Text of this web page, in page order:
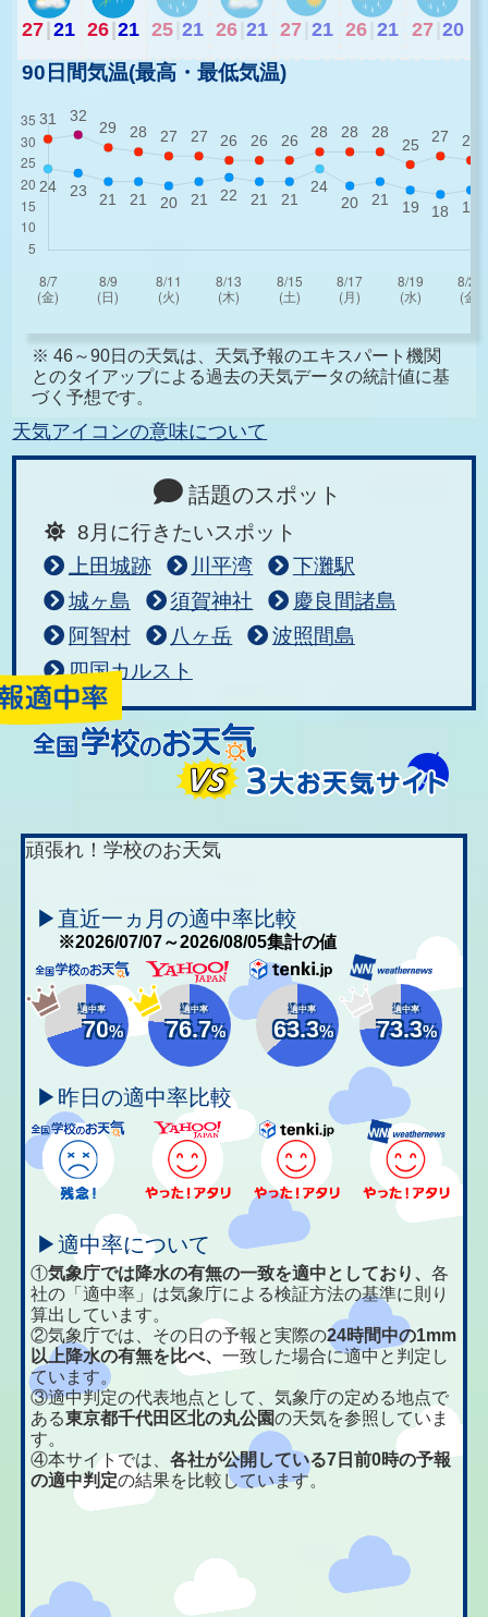
27|21 26|21 25 21 26 21 27 21 26 21 27 20
90日間気温(最高・最低気温)
※ 46～90日の天気は、天気予報のエキスパート機関
とのタイアップによる過去の天気データの統計値に基
づく予想です。
天気アイコンの意味について
話題のスポット
8月に行きたいスポット
上田城跡
川平湾
下灘駅
城ヶ島
須賀神社
慶良間諸島
阿智村
八ヶ岳
波照間島
四国カルスト
頑張れ！学校のお天気
▶直近一ヵ月の適中率比較
※2026/07/07～2026/08/05集計の値
適中率
70%
適中率
76.7%
適中率
63.3%
適中率
73.3%
▶昨日の適中率比較
▶適中率について
①気象庁では降水の有無の一致を適中としており、各
社の「適中率」は気象庁による検証方法の基準に則り
算出しています。
②気象庁では、その日の予報と実際の24時間中の1mm
以上降水の有無を比べ、一致した場合に適中と判定し
ています。
③適中判定の代表地点として、気象庁の定める地点で
ある東京都千代田区北の丸公園の天気を参照していま
す。
④本サイトでは、各社が公開している7日前0時の予報
の適中判定の結果を比較しています。